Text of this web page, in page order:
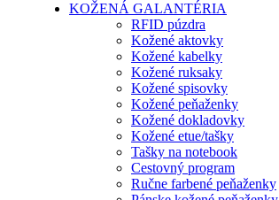
KOŽENÁ GALANTÉRIA
RFID púzdra
Kožené aktovky
Kožené kabelky
Kožené ruksaky
Kožené spisovky
Kožené peňaženky
Kožené dokladovky
Kožené etue/tašky
Tašky na notebook
Cestovný program
Ručne farbené peňaženky